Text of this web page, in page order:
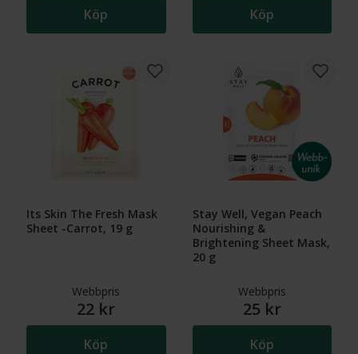
Köp Köp
Its Skin The Fresh Mask
Sheet -Carrot, 19 g
Webbpris
22 kr
Köp
Stay Well, Vegan Peach
Nourishing &
Brightening Sheet Mask,
20 g
Webbpris
25 kr
Köp